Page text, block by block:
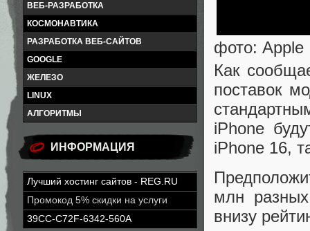
ВЕБ-РАЗРАБОТКА
КОСМОНАВТИКА
РАЗРАБОТКА ВЕБ-САЙТОВ
GOOGLE
ЖЕЛЕЗО
LINUX
АЛГОРИТМЫ
ИНФОРМАЦИЯ
Лучший хостинг сайтов - REG.RU
Промокод 5% скидки на услуги
39CC-C72F-6342-560A
фото: Apple
Как
поставок
iPhone
iPhone 16,
млн
внизу